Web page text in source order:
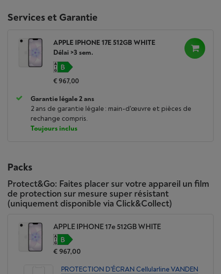
Services et Garantie
APPLE IPHONE 17E 512GB WHITE
Délai >3 sem.
€ 967,00
Garantie légale 2 ans
2 ans de garantie légale : main-d'œuvre et pièces de
rechange compris.
Toujours inclus
Packs
Protect&Go: Faites placer sur votre appareil un film
de protection sur mesure super résistant
(uniquement disponible via Click&Collect)
APPLE IPHONE 17e 512GB WHITE
€ 967,00
PROTECTION D'ÉCRAN Cellularline VANDEN